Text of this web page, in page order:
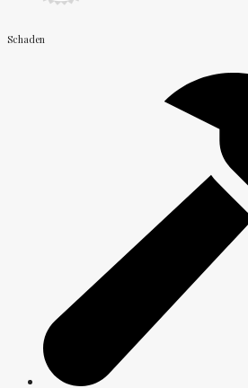
Schaden